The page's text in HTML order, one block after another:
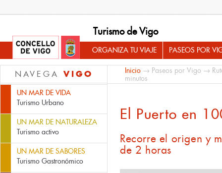
Turismo de Vigo
ORGANIZA TU VIAJE PASEOS POR
NAVEGA VIGO
UN MAR DE VIDA
Turismo Urbano
UN MAR DE NATURALEZA
Turismo activo
UN MAR DE SABORES
Turismo Gastronómico
Inicio → Paseos por Vigo →
minutos
El Puerto en
Recorre el origen y
de 2 horas